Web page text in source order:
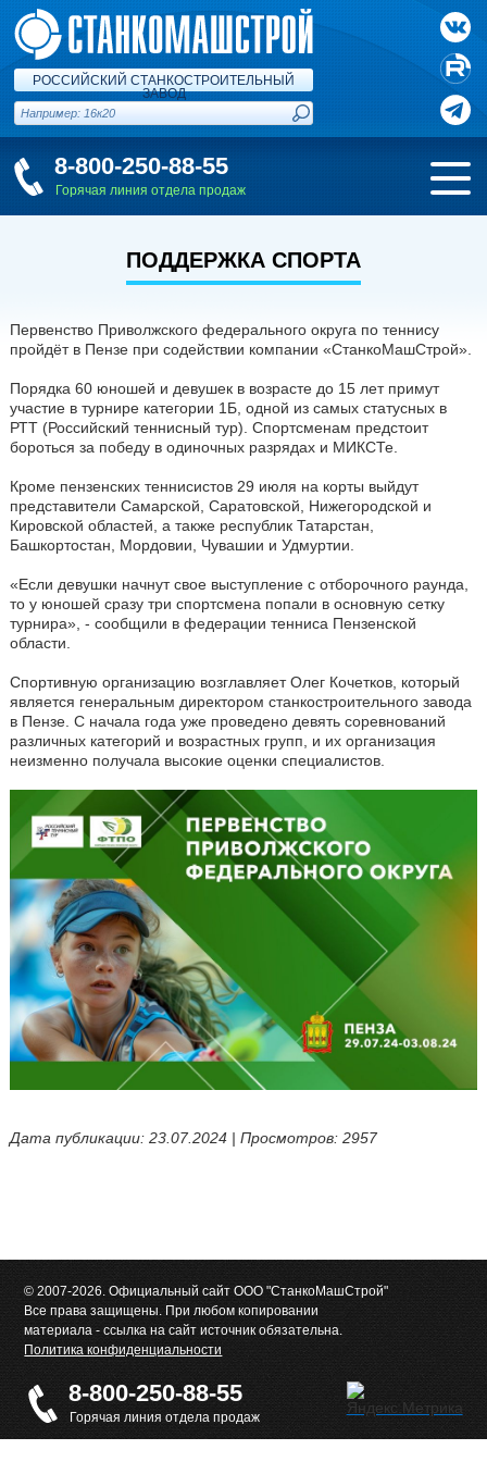
РОССИЙСКИЙ СТАНКОСТРОИТЕЛЬНЫЙ
ЗАВОД
8-800-250-88-55
Горячая линия отдела продаж
ПОДДЕРЖКА СПОРТА
Первенство Приволжского федерального округа по теннису
пройдёт в Пензе при содействии компании «СтанкоМашСтрой».
Порядка 60 юношей и девушек в возрасте до 15 лет примут
участие в турнире категории 1Б, одной из самых статусных в
РТТ (Российский теннисный тур). Спортсменам предстоит
бороться за победу в одиночных разрядах и МИКСТе.
Кроме пензенских теннисистов 29 июля на корты выйдут
представители Самарской, Саратовской, Нижегородской и
Кировской областей, а также республик Татарстан,
Башкортостан, Мордовии, Чувашии и Удмуртии.
«Если девушки начнут свое выступление с отборочного раунда,
то у юношей сразу три спортсмена попали в основную сетку
турнира», - сообщили в федерации тенниса Пензенской
области.
Спортивную организацию возглавляет Олег Кочетков, который
является генеральным директором станкостроительного завода
в Пензе. С начала года уже проведено девять соревнований
различных категорий и возрастных групп, и их организация
неизменно получала высокие оценки специалистов.
Дата публикации: 23.07.2024 | Просмотров: 2957
© 2007-2026. Официальный сайт ООО "СтанкоМашСтрой"
Все права защищены. При любом копировании
материала - ссылка на сайт источник обязательна.
Политика конфиденциальности
8-800-250-88-55
Горячая линия отдела продаж